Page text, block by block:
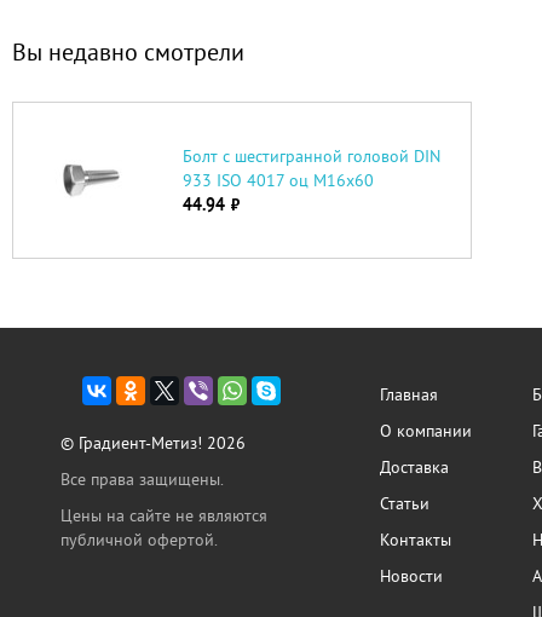
Вы недавно смотрели
Болт с шестигранной головой DIN
933 ISO 4017 оц М16х60
44.94 руб.
© Градиент-Метиз! 2026
Все права защищены.
Цены на сайте не являются
публичной офертой.
Главная
О компании
Доставка
Статьи
Контакты
Новости